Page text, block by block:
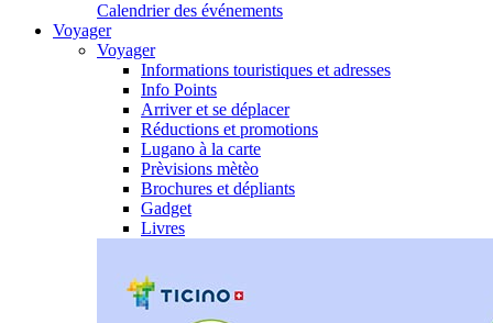
Calendrier des événements
Voyager
Voyager
Informations touristiques et adresses
Info Points
Arriver et se déplacer
Réductions et promotions
Lugano à la carte
Prèvisions mètèo
Brochures et dépliants
Gadget
Livres